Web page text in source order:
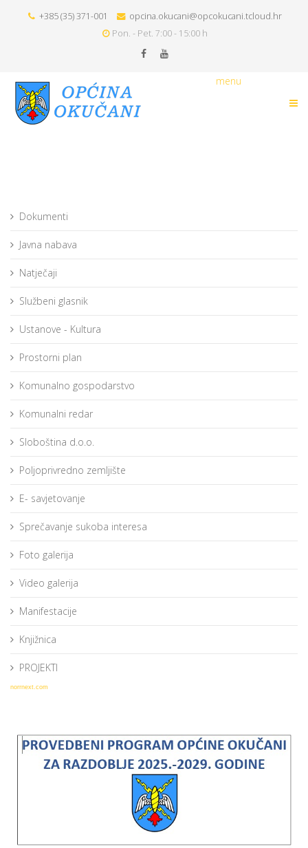
+385 (35) 371-001
opcina.okucani@opcokucani.tcloud.hr
Pon. - Pet. 7:00 - 15:00 h
menu
Dokumenti
Javna nabava
Natječaji
Službeni glasnik
Ustanove - Kultura
Prostorni plan
Komunalno gospodarstvo
Komunalni redar
Sloboština d.o.o.
Poljoprivredno zemljište
E- savjetovanje
Sprečavanje sukoba interesa
Foto galerija
Video galerija
Manifestacije
Knjižnica
PROJEKTI
norrnext.com